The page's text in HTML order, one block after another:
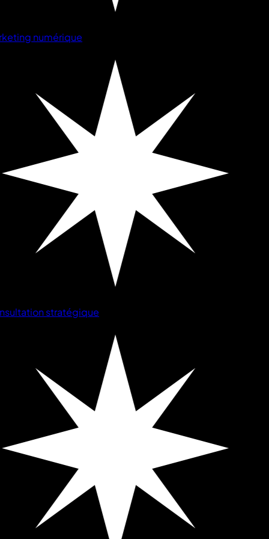
numérique
stratégique